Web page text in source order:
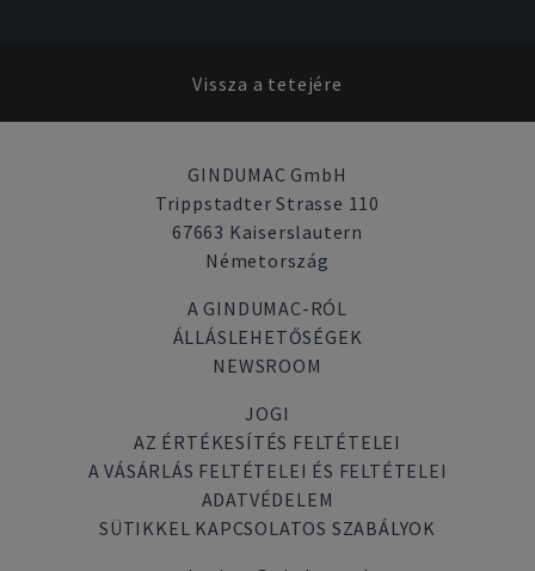
Vissza a tetejére
GINDUMAC GmbH
Trippstadter Strasse 110
67663 Kaiserslautern
Németország
A GINDUMAC-RÓL
ÁLLÁSLEHETŐSÉGEK
NEWSROOM
JOGI
AZ ÉRTÉKESÍTÉS FELTÉTELEI
A VÁSÁRLÁS FELTÉTELEI ÉS FELTÉTELEI
ADATVÉDELEM
SÜTIKKEL KAPCSOLATOS SZABÁLYOK